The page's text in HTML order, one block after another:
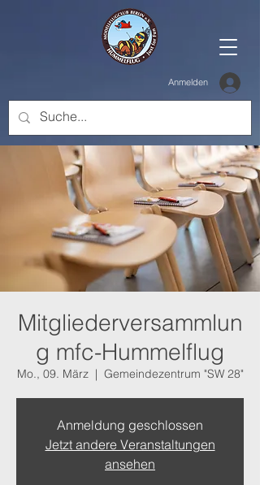
Anmelden
Mitgliederversammlun
g mfc-Hummelflug
Mo., 09. März
  |
Gemeindezentrum "SW 28"
Anmeldung geschlossen
Jetzt andere Veranstaltungen
ansehen